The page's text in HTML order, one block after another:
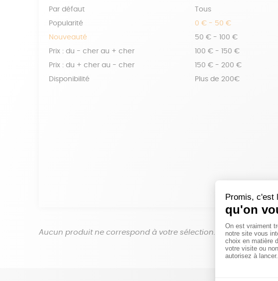
Par défaut
Popularité
Nouveauté
Prix : du - cher au + cher
Prix : du + cher au - cher
Disponibilité
Tous
0 € - 50 €
50 € - 100 €
100 € - 150 €
150 € - 200 €
Plus de 200€
Aucun produit ne correspond à votre sélection.